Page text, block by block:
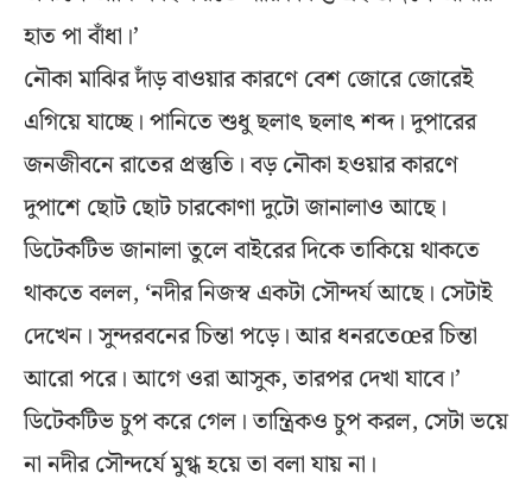
হাত পা বাঁধা।’
নৌকা মাঝির দাঁড় বাওয়ার কারণে বেশ জোরে জোরেই
এগিয়ে যাচ্ছে। পানিতে শুধু ছলাৎ ছলাৎ শব্দ। দুপারের
জনজীবনে রাতের প্রস্তুতি। বড় নৌকা হওয়ার কারণে
দুপাশে ছোট ছোট চারকোণা দুটো জানালাও আছে।
ডিটেকটিভ জানালা তুলে বাইরের দিকে তাকিয়ে থাকতে
থাকতে বলল, ‘নদীর নিজস্ব একটা সৌন্দর্য আছে। সেটাই
দেখেন। সুন্দরবনের চিন্তা পড়ে। আর ধনরতেœর চিন্তা
আরো পরে। আগে ওরা আসুক, তারপর দেখা যাবে।’
ডিটেকটিভ চুপ করে গেল। তান্ত্রিকও চুপ করল, সেটা ভয়ে
না নদীর সৌন্দর্যে মুগ্ধ হয়ে তা বলা যায় না।